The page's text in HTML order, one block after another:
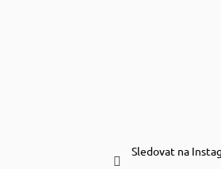
Sledovat na